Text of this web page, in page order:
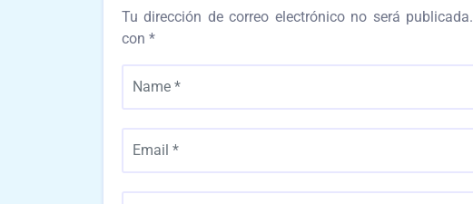
Tu dirección de correo electrónico no será publicada.
con *